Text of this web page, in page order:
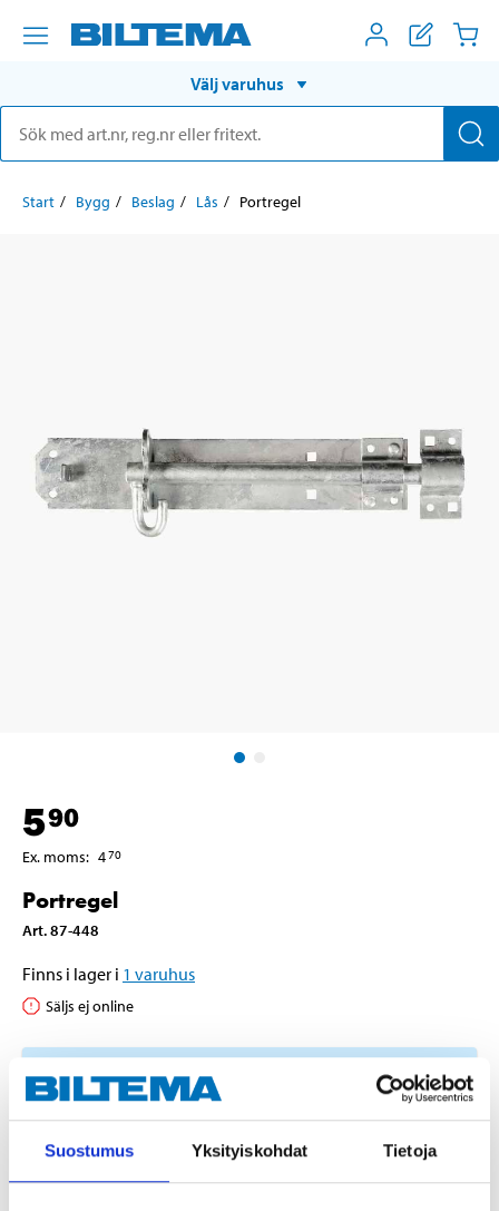
Suostumus Yksityiskohdat Tietoja
Välj varuhus
Start Bygg Beslag Lås Portregel
590
Ex. moms: 470
Portregel
Art.87-448
Finns i lager i 1 varuhus
Säljs ej online